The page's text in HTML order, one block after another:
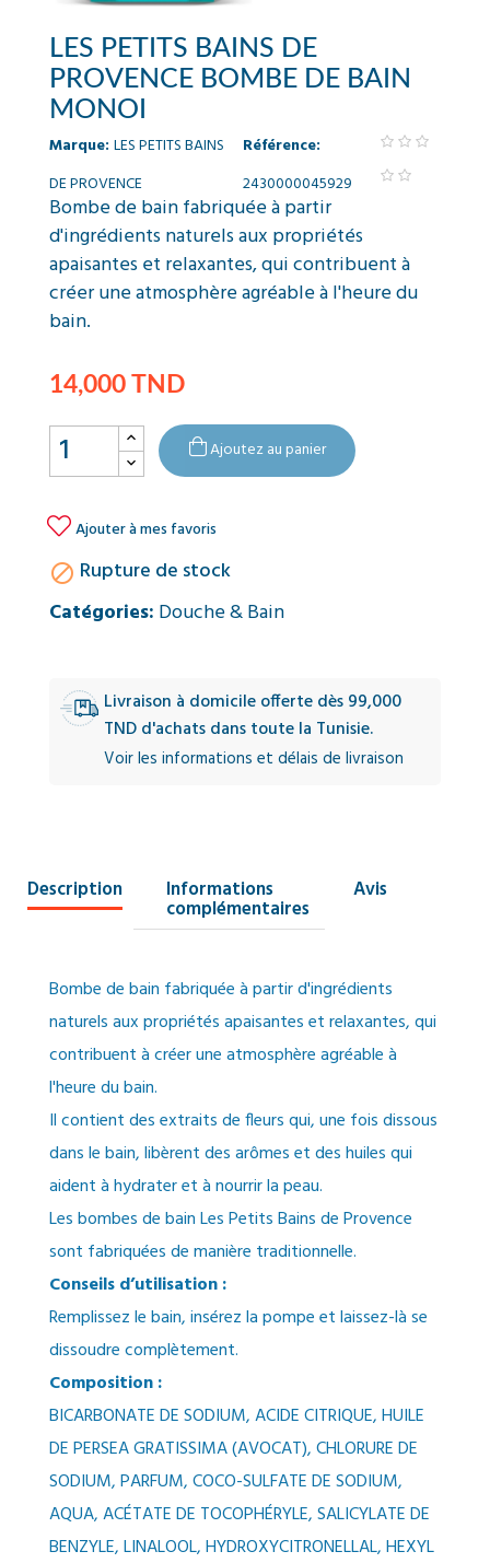
LES PETITS BAINS DE
PROVENCE BOMBE DE BAIN
MONOI
Marque: LES PETITS BAINS
DE PROVENCE
Référence:
2430000045929
Bombe de bain fabriquée à partir
d'ingrédients naturels aux propriétés
apaisantes et relaxantes, qui contribuent à
créer une atmosphère agréable à l'heure du
bain.
14,000 TND
Ajoutez au panier
Ajouter à mes favoris
 Rupture de stock
Catégories: Douche & Bain
Livraison à domicile offerte dès 99,000
TND d'achats dans toute la Tunisie.
Voir les informations et délais de livraison
Description Informations
complémentaires
Avis
Bombe de bain fabriquée à partir d'ingrédients
naturels aux propriétés apaisantes et relaxantes, qui
contribuent à créer une atmosphère agréable à
l'heure du bain.
Il contient des extraits de fleurs qui, une fois dissous
dans le bain, libèrent des arômes et des huiles qui
aident à hydrater et à nourrir la peau.
Les bombes de bain Les Petits Bains de Provence
sont fabriquées de manière traditionnelle.
Conseils d’utilisation :
Remplissez le bain, insérez la pompe et laissez-là se
dissoudre complètement.
Composition :
BICARBONATE DE SODIUM, ACIDE CITRIQUE, HUILE
DE PERSEA GRATISSIMA (AVOCAT), CHLORURE DE
SODIUM, PARFUM, COCO-SULFATE DE SODIUM,
AQUA, ACÉTATE DE TOCOPHÉRYLE, SALICYLATE DE
BENZYLE, LINALOOL, HYDROXYCITRONELLAL, HEXYL